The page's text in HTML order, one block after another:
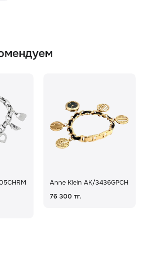
Anne Klein AK/3436GPCH
76 300 тг.